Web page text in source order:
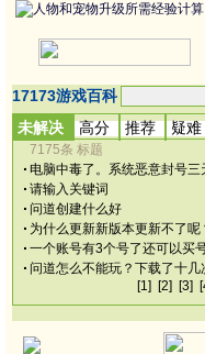
人物和宠物升级所需经验计算